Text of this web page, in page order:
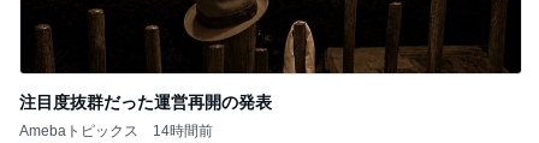
注目度抜群だった運営再開の発表
Amebaトピックス 14時間前